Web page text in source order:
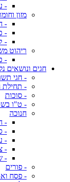
-
מזון
-
-
-
ריהוט
-
חגים ונושאים
- חגי
- תחילת
- סוכות
- ט"ו
חנוכה
-
-
-
-
-
- פורים
- פסח